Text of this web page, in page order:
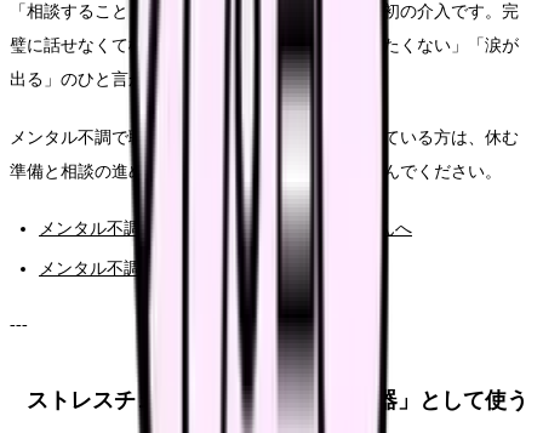
「相談すること」自体が、症状の悪化を止める最初の介入です。完
璧に話せなくて構いません。「眠れない」「行きたくない」「涙が
出る」のひと言から始めてください。
メンタル不調で職場に行くのがつらい段階に入っている方は、休む
準備と相談の進め方を整理した記事もあわせて読んでください。
メンタル不調で仕事に行きたくない看護師さんへ
メンタル不調で休職を考える看護師さんへ
---
ストレスチェック制度を「自分の武器」として使う